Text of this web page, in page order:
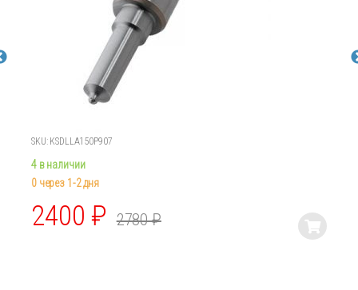
SKU: KSDLLA150P907
4 в наличии
0 через 1-2 дня
2400₽ 2780₽